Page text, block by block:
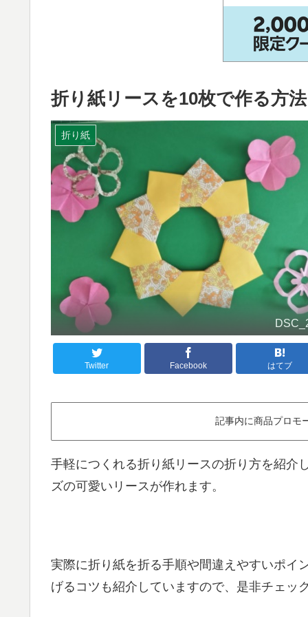
折り紙リースを10枚で作る方
折り紙
Twitter Facebook はてブ
記事内に商品プロモ
手軽につくれる折り紙リースの折り方を紹介
ズの可愛いリースが作れます。
実際に折り紙を折る手順や間違えやすいポイ
げるコツも紹介していますので、是非チェッ